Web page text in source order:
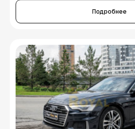
Подробнее